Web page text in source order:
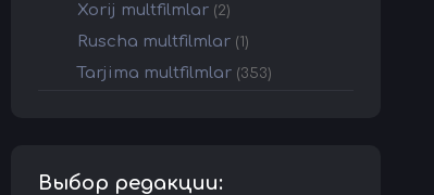
Xorij multfilmlar (2)
Ruscha multfilmlar (1)
Tarjima multfilmlar (353)
Выбор редакции: